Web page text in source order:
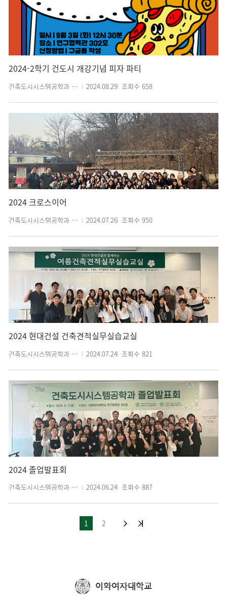
2024-2학기 건도시 개강기념 피자 파티
건축도시시스템공학과 관리자 2024.08.29 조회수 658
2024 크로스이어
건축도시시스템공학과 관리자 2024.07.26 조회수 950
2024 현대건설 건축견적실무실습교실
건축도시시스템공학과 관리자 2024.07.24 조회수 821
2024 졸업발표회
건축도시시스템공학과 관리자 2024.06.24 조회수 887
1 2
이화여자대학교